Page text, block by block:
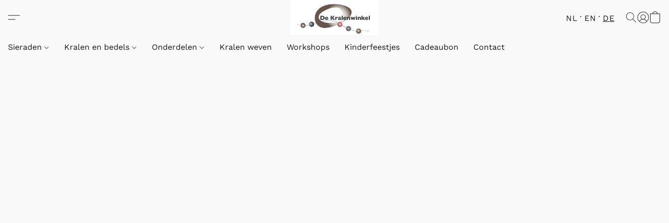
NL EN DE
Sieraden Kralen en bedels Onderdelen Kralen weven Workshops Kinderfeestjes Cadeaubon Contact